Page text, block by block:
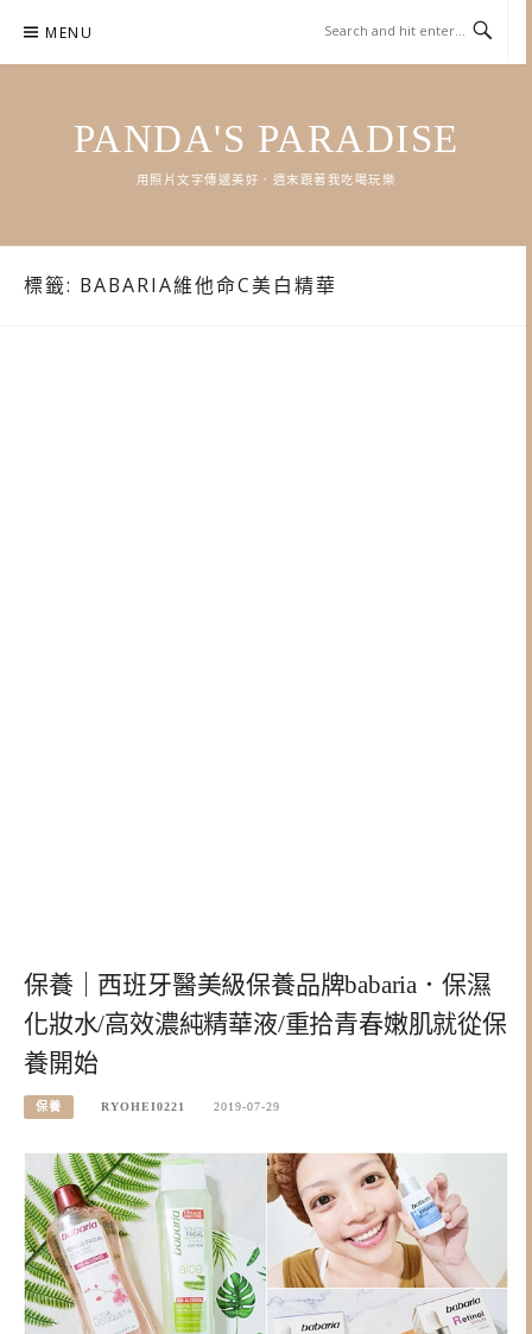
content
MENU
PANDA'S PARADISE
用照片文字傳遞美好．週末跟著我吃喝玩樂
標籤: BABARIA維他命C美白精華
保養｜西班牙醫美級保養品牌babaria．保濕
化妝水/高效濃純精華液/重拾青春嫩肌就從保
養開始
保養 RYOHEI0221 2019-07-29